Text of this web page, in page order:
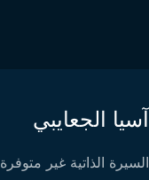
آسيا الجعايبي
السيرة الذاتية غير متوفرة